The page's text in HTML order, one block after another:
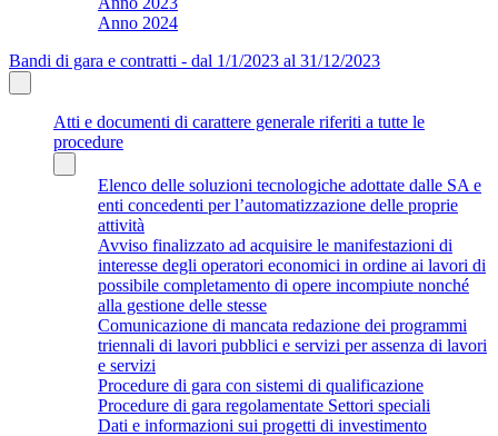
Anno 2024
Bandi di gara e contratti - dal 1/1/2023 al 31/12/2023
Atti e documenti di carattere generale riferiti a tutte le
procedure
Elenco delle soluzioni tecnologiche adottate dalle SA e
enti concedenti per l’automatizzazione delle proprie
attività
Avviso finalizzato ad acquisire le manifestazioni di
interesse degli operatori economici in ordine ai lavori di
possibile completamento di opere incompiute nonché
alla gestione delle stesse
Comunicazione di mancata redazione dei programmi
triennali di lavori pubblici e servizi per assenza di lavori
e servizi
Procedure di gara con sistemi di qualificazione
Procedure di gara regolamentate Settori speciali
Dati e informazioni sui progetti di investimento